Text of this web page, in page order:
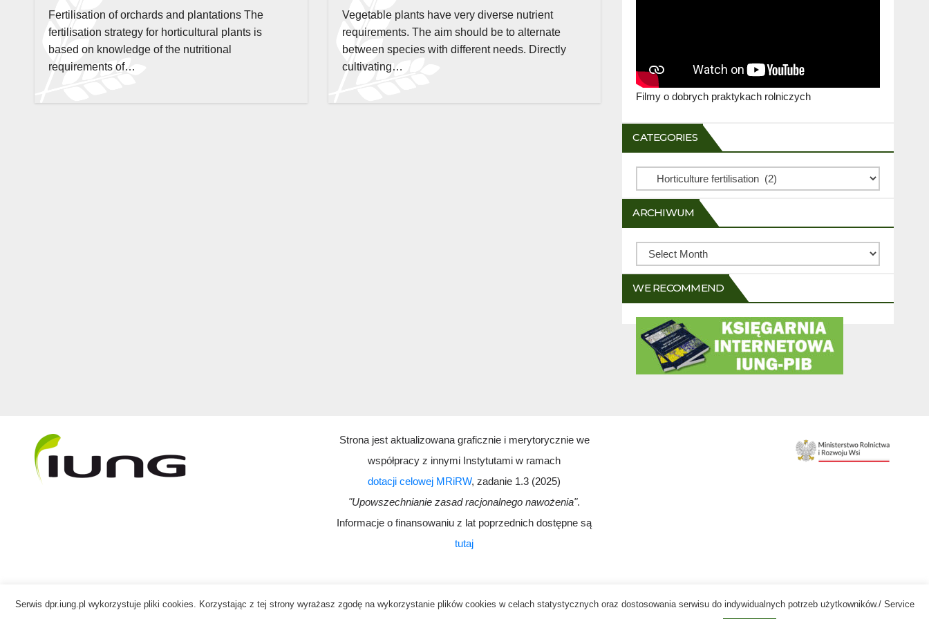
Fertilisation of orchards and plantations The
fertilisation strategy for horticultural plants is
based on knowledge of the nutritional
requirements of…
Vegetable plants have very diverse nutrient
requirements. The aim should be to alternate
between species with different needs. Directly
cultivating…
Filmy o dobrych praktykach rolniczych
CATEGORIES
Categories
ARCHIWUM
Archiwum
WE RECOMMEND
Strona jest aktualizowana graficznie i merytorycznie we
współpracy z innymi Instytutami w ramach
dotacji celowej MRiRW, zadanie 1.3 (2025)
"Upowszechnianie zasad racjonalnego nawożenia".
Informacje o finansowaniu z lat poprzednich dostępne są
tutaj
Serwis dpr.iung.pl wykorzystuje pliki cookies. Korzystając z tej strony wyrażasz zgodę na wykorzystanie plików cookies w celach statystycznych oraz dostosowania serwisu do indywidualnych potrzeb użytkowników./ Service